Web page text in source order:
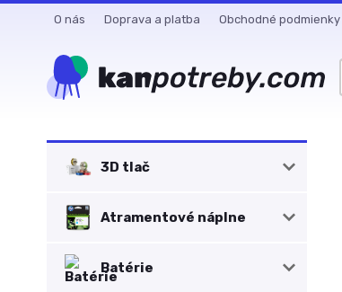
O nás Doprava a platba Obchodné podmienky
3D tlač
Atramentové náplne
Batérie